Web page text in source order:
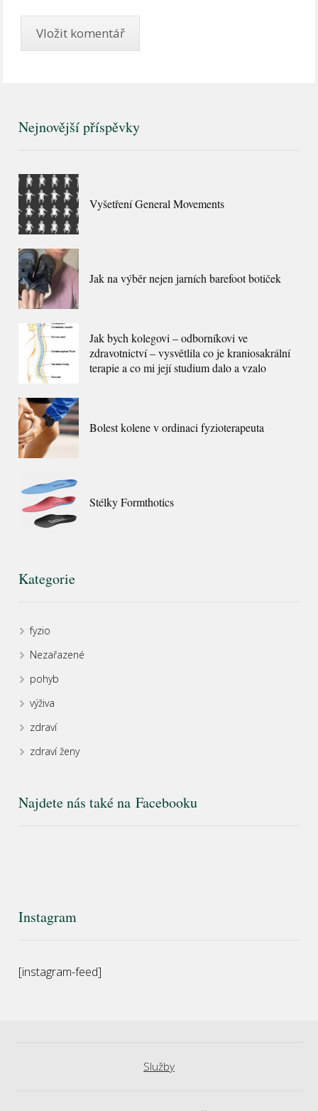
Nejnovější příspěvky
Vyšetření General Movements
Jak na výběr nejen jarních barefoot botiček
Jak bych kolegovi – odborníkovi ve
zdravotnictví – vysvětlila co je kraniosakrální
terapie a co mi její studium dalo a vzalo
Bolest kolene v ordinaci fyzioterapeuta
Stélky Formthotics
Kategorie
fyzio
Nezařazené
pohyb
výživa
zdraví
zdraví ženy
Najdete nás také na Facebooku
Instagram
[instagram-feed]
Služby